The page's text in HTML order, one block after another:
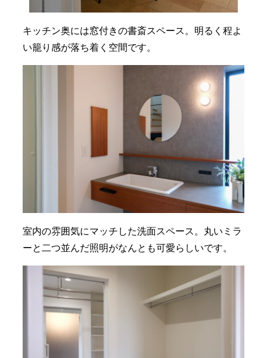
キッチン奥には窓付きの書斎スペース。明るく程よ
い籠り感が落ち着く空間です。
室内の雰囲気にマッチした洗面スペース。丸いミラ
ーと二つ並んだ照明がなんとも可愛らしいです。